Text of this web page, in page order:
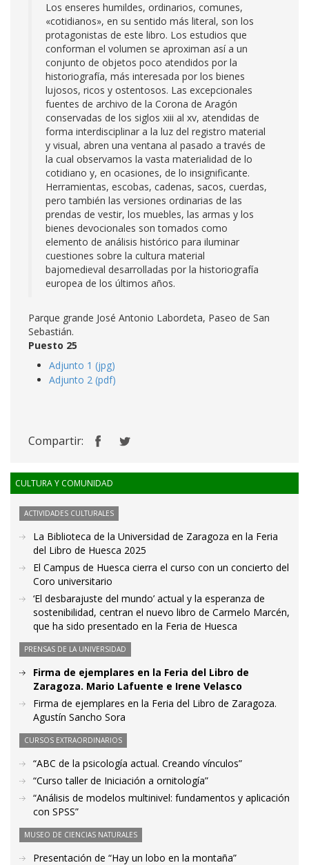
Los enseres humildes, ordinarios, comunes,
«cotidianos», en su sentido más literal, son los
protagonistas de este libro. Los estudios que
conforman el volumen se aproximan así a un
conjunto de objetos poco atendidos por la
historiografía, más interesada por los bienes
lujosos, ricos y ostentosos. Las excepcionales
fuentes de archivo de la Corona de Aragón
conservadas de los siglos xiii al xv, atendidas de
forma interdisciplinar a la luz del registro material
y visual, abren una ventana al pasado a través de
la cual observamos la vasta materialidad de lo
cotidiano y, en ocasiones, de lo insignificante.
Herramientas, escobas, cadenas, sacos, cuerdas,
pero también las versiones ordinarias de las
prendas de vestir, los muebles, las armas y los
bienes devocionales son tomados como
elemento de análisis histórico para iluminar
cuestiones sobre la cultura material
bajomedieval desarrolladas por la historiografía
europea de los últimos años.
Parque grande José Antonio Labordeta, Paseo de San
Sebastián.
Puesto 25
Adjunto 1 (jpg)
Adjunto 2 (pdf)
Compartir:
CULTURA Y COMUNIDAD
ACTIVIDADES CULTURALES
La Biblioteca de la Universidad de Zaragoza en la Feria
del Libro de Huesca 2025
El Campus de Huesca cierra el curso con un concierto del
Coro universitario
‘El desbarajuste del mundo’ actual y la esperanza de
sostenibilidad, centran el nuevo libro de Carmelo Marcén,
que ha sido presentado en la Feria de Huesca
PRENSAS DE LA UNIVERSIDAD
Firma de ejemplares en la Feria del Libro de
Zaragoza. Mario Lafuente e Irene Velasco
Firma de ejemplares en la Feria del Libro de Zaragoza.
Agustín Sancho Sora
CURSOS EXTRAORDINARIOS
“ABC de la psicología actual. Creando vínculos”
“Curso taller de Iniciación a ornitología”
“Análisis de modelos multinivel: fundamentos y aplicación
con SPSS”
MUSEO DE CIENCIAS NATURALES
Presentación de “Hay un lobo en la montaña”